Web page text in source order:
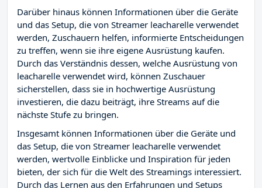
Darüber hinaus können Informationen über die Geräte
und das Setup, die von Streamer leacharelle verwendet
werden, Zuschauern helfen, informierte Entscheidungen
zu treffen, wenn sie ihre eigene Ausrüstung kaufen.
Durch das Verständnis dessen, welche Ausrüstung von
leacharelle verwendet wird, können Zuschauer
sicherstellen, dass sie in hochwertige Ausrüstung
investieren, die dazu beiträgt, ihre Streams auf die
nächste Stufe zu bringen.
Insgesamt können Informationen über die Geräte und
das Setup, die von Streamer leacharelle verwendet
werden, wertvolle Einblicke und Inspiration für jeden
bieten, der sich für die Welt des Streamings interessiert.
Durch das Lernen aus den Erfahrungen und Setups